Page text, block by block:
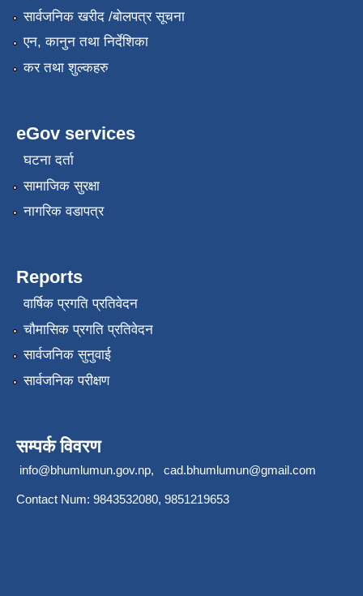
सार्वजनिक खरीद /बोलपत्र सूचना
एन, कानुन तथा निर्देशिका
कर तथा शुल्कहरु
eGov services
घटना दर्ता
सामाजिक सुरक्षा
नागरिक वडापत्र
Reports
वार्षिक प्रगति प्रतिवेदन
चौमासिक प्रगति प्रतिवेदन
सार्वजनिक सुनुवाई
सार्वजनिक परीक्षण
सम्पर्क विवरण
info@bhumlumun.gov.np, cad.bhumlumun@gmail.com
Contact Num: 9843532080, 9851219653